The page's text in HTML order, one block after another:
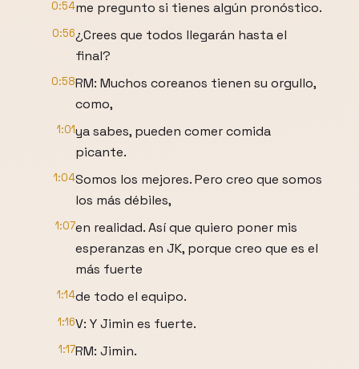
0:54me pregunto si tienes algún pronóstico.
0:56¿Crees que todos llegarán hasta el
final?
0:58RM: Muchos coreanos tienen su orgullo,
como,
1:01ya sabes, pueden comer comida
picante.
1:04Somos los mejores. Pero creo que somos
los más débiles,
1:07en realidad. Así que quiero poner mis
esperanzas en JK, porque creo que es el
más fuerte
1:14de todo el equipo.
1:16V: Y Jimin es fuerte.
1:17RM: Jimin.